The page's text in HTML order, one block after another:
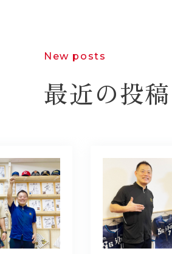
New posts
最近の投稿